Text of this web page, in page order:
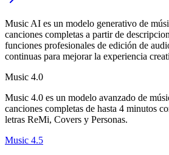
Music AI es un modelo generativo de
canciones completas a partir de
funciones profesionales de edición de
continuas para mejorar la experiencia
Music 4.0
Music 4.0 es un modelo avanzado de
canciones completas de hasta 4 minutos
letras ReMi, Covers y Personas.
Music 4.5